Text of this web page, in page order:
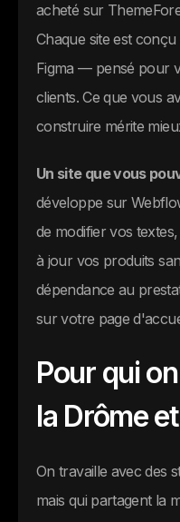
acheté sur
Chaque site est
Figma — pensé pour
clients. Ce que vous
construire mérite
Un site que vous
développe sur
de modifier vos
à jour vos produits
dépendance au
sur votre page
Pour qui
la Drôme
On travaille avec des
mais qui partagent la